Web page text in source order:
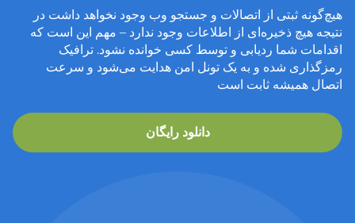
هیچ‌گونه ثبتی از اتصالات و جستجو وب وجود نخواهد داشت در
نتیجه هیچ ذخیره‌ای از اطلاعات وجود ندارد – مهم این است که
اقدامات شما ردیابی و توسط کسی خوانده نشود. ترافیک
رمزگذاری شده و به یک تونل امن هدایت می‌شود و سرعت
اتصال همیشه ثابت است
دانلود رایگان